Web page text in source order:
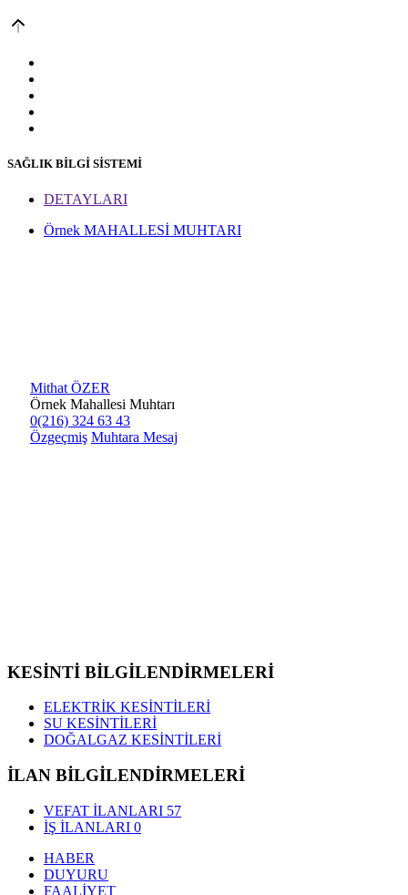
SAĞLIK BİLGİ SİSTEMİ
DETAYLARI
Örnek MAHALLESİ MUHTARI
Mithat ÖZER
Örnek Mahallesi Muhtarı
0(216) 324 63 43
Özgeçmiş Muhtara Mesaj
KESİNTİ BİLGİLENDİRMELERİ
ELEKTRİK KESİNTİLERİ
SU KESİNTİLERİ
DOĞALGAZ KESİNTİLERİ
İLAN BİLGİLENDİRMELERİ
VEFAT İLANLARI 57
İŞ İLANLARI 0
HABER
DUYURU
FAALİYET